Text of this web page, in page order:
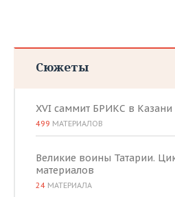
Сюжеты
XVI саммит БРИКС в Казани
499 МАТЕРИАЛОВ
Великие воины Татарии.
материалов
24 МАТЕРИАЛА